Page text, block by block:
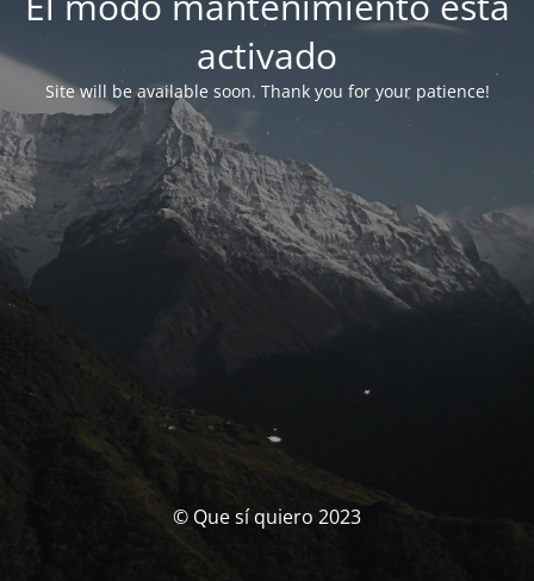
activado
Site will be available soon. Thank you for your patience!
© Que sí quiero 2023